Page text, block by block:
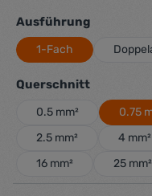
Ausführungauswählen
1-Fach
Querschnittauswählen
0.5 mm² 0.75
2.5 mm²
4 mm²
16 mm²
25 mm²